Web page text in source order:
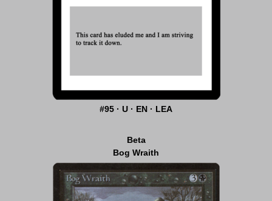
#95 · U · EN · LEA
Beta
Bog Wraith